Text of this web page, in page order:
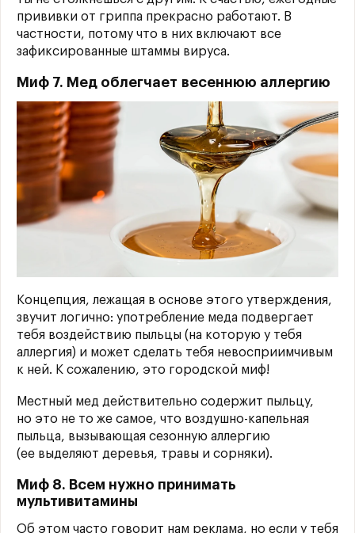
прививки от гриппа прекрасно работают. В
частности, потому что в них включают все
зафиксированные штаммы вируса.
Миф 7. Мед облегчает весеннюю аллергию
Концепция, лежащая в основе этого утверждения,
звучит логично: употребление меда подвергает
тебя воздействию пыльцы (на которую у тебя
аллергия) и может сделать тебя невосприимчивым
к ней. К сожалению, это городской миф!
Местный мед действительно содержит пыльцу,
но это не то же самое, что воздушно-капельная
пыльца, вызывающая сезонную аллергию
(ее выделяют деревья, травы и сорняки).
Миф 8. Всем нужно принимать
мультивитамины
Об этом часто говорит нам реклама, но если у тебя